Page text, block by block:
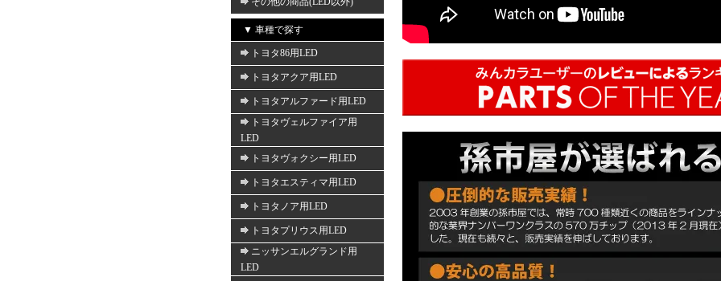
▼ 車種で探す
トヨタ86用LED
トヨタアクア用LED
トヨタアルファード用LED
トヨタヴェルファイア用
LED
トヨタヴォクシー用LED
トヨタエスティマ用LED
トヨタノア用LED
トヨタプリウス用LED
ニッサンエルグランド用
LED